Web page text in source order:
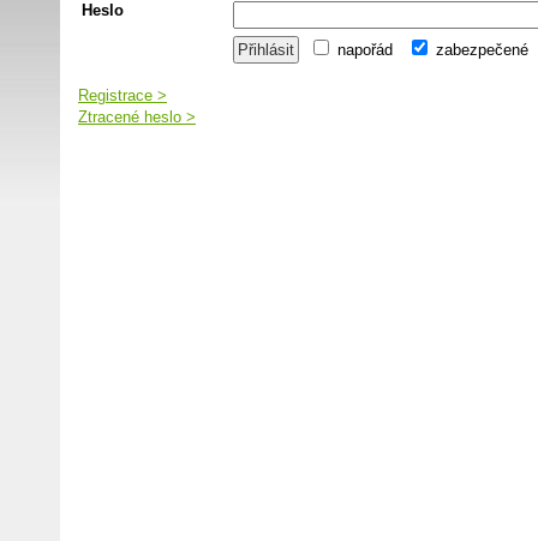
Heslo
napořád zabezpečené
Registrace >
Ztracené heslo >